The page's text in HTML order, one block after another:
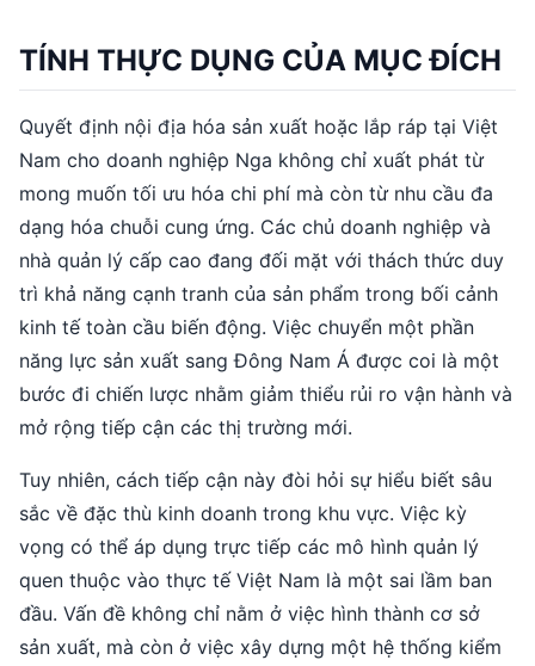
TÍNH THỰC DỤNG CỦA MỤC ĐÍCH
Quyết định nội địa hóa sản xuất hoặc lắp ráp tại Việt
Nam cho doanh nghiệp Nga không chỉ xuất phát từ
mong muốn tối ưu hóa chi phí mà còn từ nhu cầu đa
dạng hóa chuỗi cung ứng. Các chủ doanh nghiệp và
nhà quản lý cấp cao đang đối mặt với thách thức duy
trì khả năng cạnh tranh của sản phẩm trong bối cảnh
kinh tế toàn cầu biến động. Việc chuyển một phần
năng lực sản xuất sang Đông Nam Á được coi là một
bước đi chiến lược nhằm giảm thiểu rủi ro vận hành và
mở rộng tiếp cận các thị trường mới.
Tuy nhiên, cách tiếp cận này đòi hỏi sự hiểu biết sâu
sắc về đặc thù kinh doanh trong khu vực. Việc kỳ
vọng có thể áp dụng trực tiếp các mô hình quản lý
quen thuộc vào thực tế Việt Nam là một sai lầm ban
đầu. Vấn đề không chỉ nằm ở việc hình thành cơ sở
sản xuất, mà còn ở việc xây dựng một hệ thống kiểm